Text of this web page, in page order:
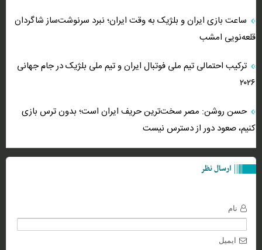
ساعت بازی ایران و بلژیک به وقت ایران؛ نبرد سرنوشت‌ساز شاگردان
قلعه‌نویی امشب
ترکیب احتمالی تیم ملی فوتبال ایران و تیم ملی بلژیک در جام جهانی
۲۰۲۶
حسن روشن: مصر سخت‌ترین حریف ایران است؛ بدون ترس بازی
کنیم، صعود دور از دسترس نیست
ارسال نظر
نام
ایمیل